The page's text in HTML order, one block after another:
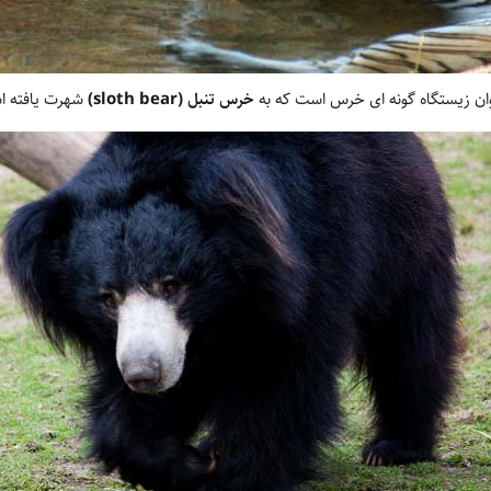
زیستگاه گونه ‏ای خرس است که بهخرس تنبل (sloth bear) شهرت